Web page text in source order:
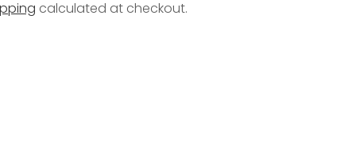
calculated at checkout.